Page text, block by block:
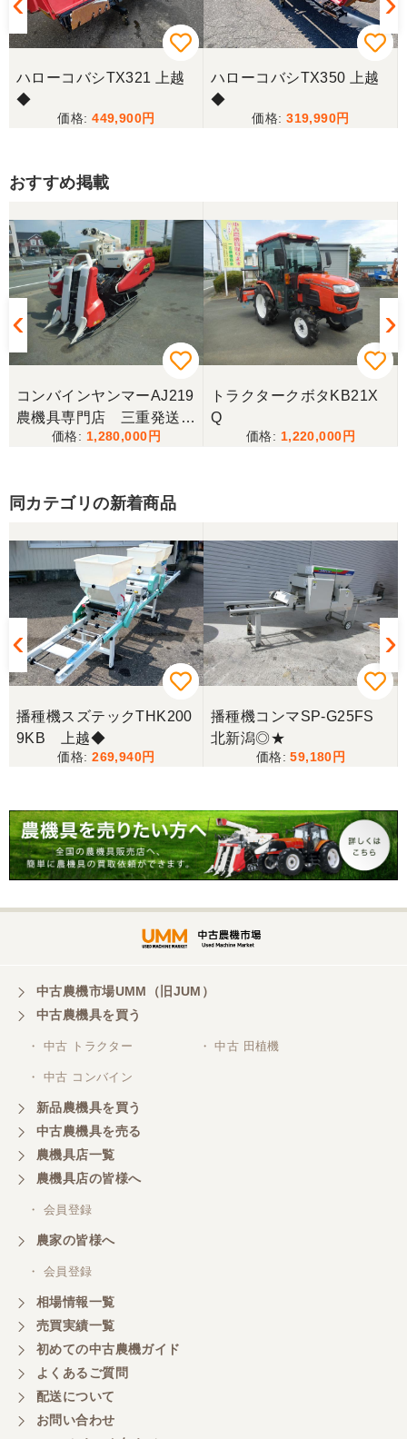
ハローコバシTX321 上越
◆
449,900
ハローコバシTX350 上越
◆
319,990
おすすめ掲載
コンバインヤンマーAJ219
農機具専門店 三重発送整
備済み
1,280,000
トラクタークボタKB21X
Q
1,220,000
同カテゴリの新着商品
播種機スズテックTHK200
9KB 上越◆
269,940
播種機コンマSP-G25FS
北新潟◎★
59,180
中古農機市場UMM（旧JUM）
中古農機具を買う
・ 中古 トラクター ・ 中古 田植機
・ 中古 コンバイン
新品農機具を買う
中古農機具を売る
農機具店一覧
農機具店の皆様へ
・ 会員登録
農家の皆様へ
・ 会員登録
相場情報一覧
売買実績一覧
初めての中古農機ガイド
よくあるご質問
配送について
お問い合わせ